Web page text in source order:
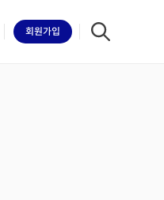
회원가입